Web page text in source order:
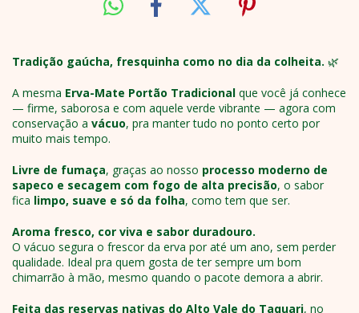
Tradição gaúcha, fresquinha como no dia da colheita. 🌿
A mesma Erva-Mate Portão Tradicional que você já conhece
— firme, saborosa e com aquele verde vibrante — agora com
conservação a vácuo, pra manter tudo no ponto certo por
muito mais tempo.
Livre de fumaça, graças ao nosso processo moderno de
sapeco e secagem com fogo de alta precisão, o sabor
fica limpo, suave e só da folha, como tem que ser.
Aroma fresco, cor viva e sabor duradouro.
O vácuo segura o frescor da erva por até um ano, sem perder
qualidade. Ideal pra quem gosta de ter sempre um bom
chimarrão à mão, mesmo quando o pacote demora a abrir.
Feita das reservas nativas do Alto Vale do Taquari, no